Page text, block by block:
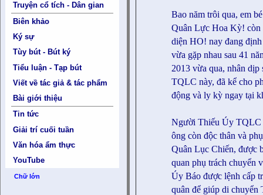
Truyện cổ tích - Dân gian
Biên khảo
Ký sự
Tùy bút - Bút ký
Tiểu luận - Tạp bút
Viết về tác giả & tác phẩm
Bài giới thiệu
Tin tức
Giải trí cuối tuần
Văn hóa ẩm thực
YouTube
Chữ lớn
Bao năm trôi qua, em
Quân Lực Hoa Kỳ!
diện HO! nay đang
vừa gặp nhau sau 41
2013 vừa qua, nhân
TQLC này, đã kể cho
động và ly kỳ ngay tại
Người Thiếu Úy TQLC
ông còn độc thân và
Quân Lục Chiến, được
quan phụ trách chuyển
Úy Báo được lệnh cấp
quân để giúp di